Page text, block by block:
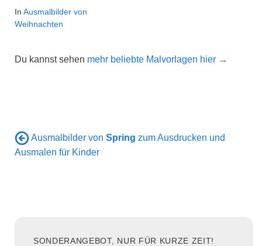
In Ausmalbilder von
Weihnachten
Du kannst sehen mehr beliebte Malvorlagen hier →
Ausmalbilder von Spring zum Ausdrucken und
Ausmalen für Kinder
SONDERANGEBOT, NUR FÜR KURZE ZEIT!